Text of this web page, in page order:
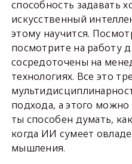
способность задавать
искусственный
этому научится.
посмотрите на работу
сосредоточены на
технологиях. Все это
подхода, а этого
ты способен думать,
когда ИИ сумеет
мышления.